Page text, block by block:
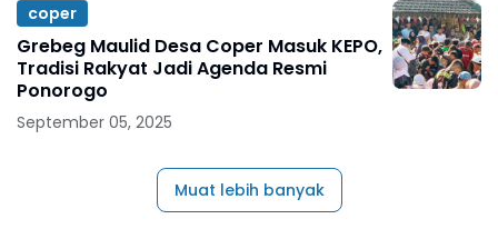
coper
Grebeg Maulid Desa Coper Masuk KEPO,
Tradisi Rakyat Jadi Agenda Resmi
Ponorogo
September 05, 2025
Muat lebih banyak